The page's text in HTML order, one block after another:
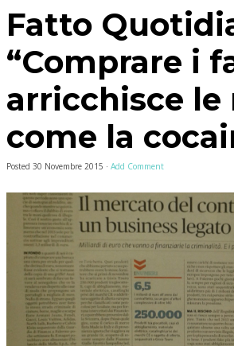
Fatto
“Comprare i
arricchisce le
come la
Posted 30 Novembre 2015 · Add Comment